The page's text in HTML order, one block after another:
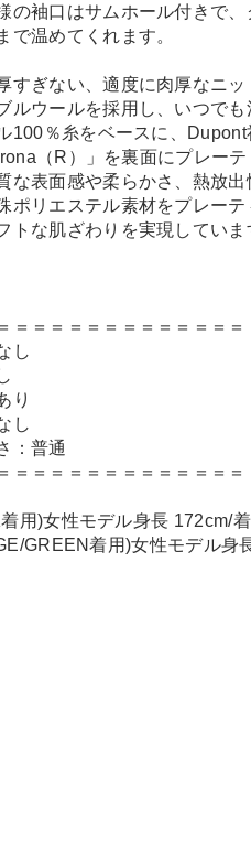
の袖口はサムホール付きで
で温めてくれます。
すぎない、適度に肉厚なニ
ルウールを採用し、いつで
100％糸をベースに、
（R）」を裏面にプレー
な表面感や柔らかさ、熱放
ポリエステル素材をプレー
トな肌ざわりを実現していま
＝＝＝＝＝＝＝＝＝＝＝＝＝
し
り
し
：普通
＝＝＝＝＝＝＝＝＝＝＝＝＝
用)女性モデル身長 172cm/
GREEN着用)女性モデル身